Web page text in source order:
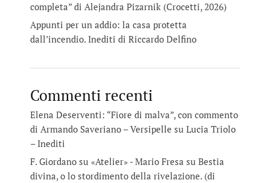
completa” di Alejandra Pizarnik (Crocetti, 2026)
Appunti per un addio: la casa protetta
dall’incendio. Inediti di Riccardo Delfino
Commenti recenti
Elena Deserventi: “Fiore di malva”, con commento
di Armando Saveriano – Versipelle su Lucia Triolo
– Inediti
F. Giordano su «Atelier» - Mario Fresa su Bestia
divina, o lo stordimento della rivelazione. (di